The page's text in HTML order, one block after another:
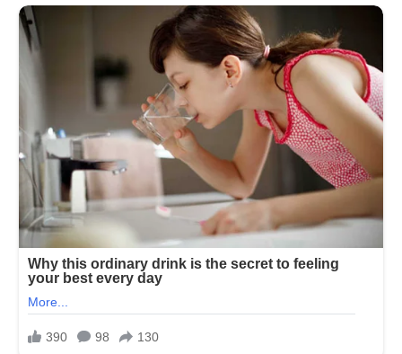
અને
ફેક્ટરી
બતાવવાનો
ઇનકાર
કર્યો